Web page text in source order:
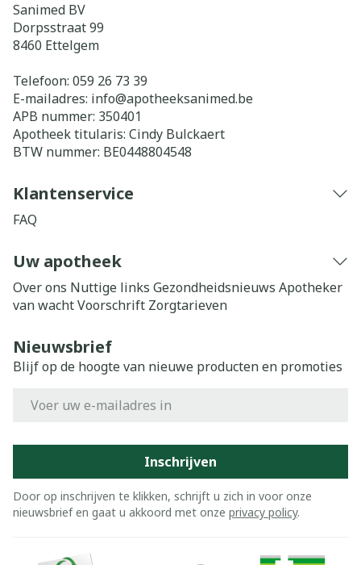
Sanimed BV
Dorpsstraat 99
8460 Ettelgem
Telefoon: 059 26 73 39
E-mailadres: info@apotheeksanimed.be
APB nummer: 350401
Apotheek titularis: Cindy Bulckaert
BTW nummer: BE0448804548
Klantenservice
FAQ
Uw apotheek
Over ons Nuttige links Gezondheidsnieuws Apotheker
van wachtVoorschrift Zorgtarieven
Nieuwsbrief
Blijf op de hoogte van nieuwe producten en promoties
Inschrijven
Door op inschrijven te klikken, schrijft u zich in voor onze
nieuwsbrief en gaat u akkoord met onze privacy policy.